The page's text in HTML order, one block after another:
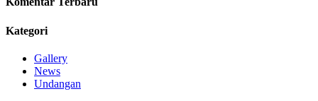
Kategori
Gallery
News
Undangan